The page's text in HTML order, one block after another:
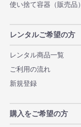
使い捨て容器（販売品）
レンタルご希望の方
レンタル商品一覧
ご利用の流れ
新規登録
購入をご希望の方